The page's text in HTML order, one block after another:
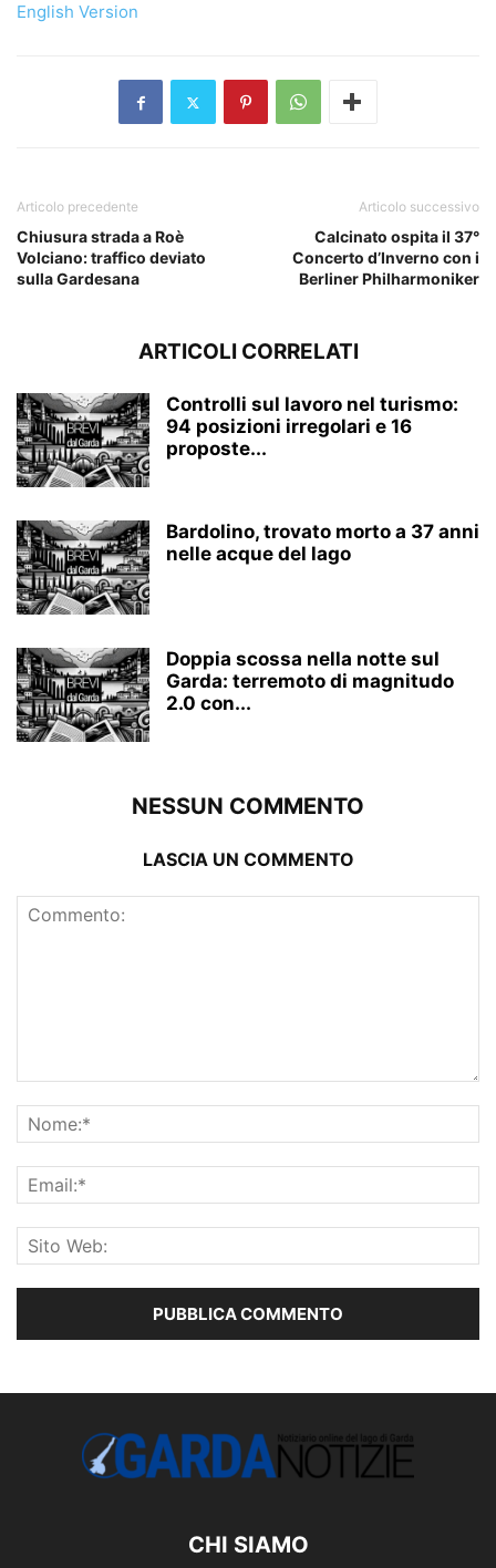
English Version
Articolo precedente
Chiusura strada a Roè
Volciano: traffico deviato
sulla Gardesana
Articolo successivo
Calcinato ospita il 37°
Concerto d’Inverno con i
Berliner Philharmoniker
ARTICOLI CORRELATI
Controlli sul lavoro nel turismo:
94 posizioni irregolari e 16
proposte...
Bardolino, trovato morto a 37 anni
nelle acque del lago
Doppia scossa nella notte sul
Garda: terremoto di magnitudo
2.0 con...
NESSUN COMMENTO
LASCIA UN COMMENTO
CHI SIAMO